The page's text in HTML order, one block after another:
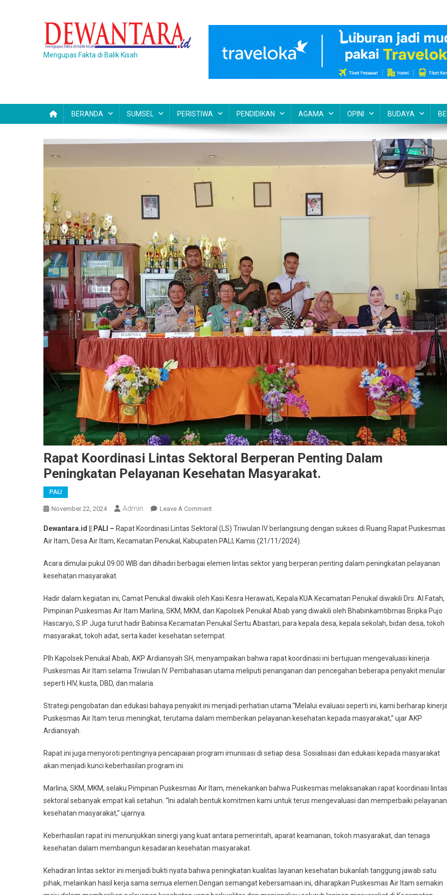
Mengupas Fakta di Balik Kisah
BERANDA SUMSEL PERISTIWA PENDIDIKAN AGAMA OPINI BUDAYA
Rapat Koordinasi Lintas Sektoral Berperan Penting Dalam
Peningkatan Pelayanan Kesehatan Masyarakat.
PALI
November 22, 2024 Admin Leave A CommentOn
Koordinasi
Lintas
Berperan
Peningkatan
Pelayanan
Kesehatan
Masyarakat.
Dewantara.id || PALI – Rapat Koordinasi Lintas Sektoral (LS) Triwulan IV berlangsung dengan sukses di Ruang Rapat Puskesmas
Air Itam, Desa Air Itam, Kecamatan Penukal, Kabupaten PALI, Kamis (21/11/2024).
Acara dimulai pukul 09.00 WIB dan dihadiri berbagai elemen lintas sektor yang berperan penting dalam peningkatan pelayanan
kesehatan masyarakat.
Hadir dalam kegiatan ini, Camat Penukal diwakili oleh Kasi Kesra Herawati, Kepala KUA Kecamatan Penukal diwakili Drs. Al Fatah,
Pimpinan Puskesmas Air Itam Marlina, SKM, MKM, dan Kapolsek Penukal Abab yang diwakili oleh Bhabinkamtibmas Bripka Pujo
Hascaryo, S.IP. Juga turut hadir Babinsa Kecamatan Penukal Sertu Abastari, para kepala desa, kepala sekolah, bidan desa, tokoh
masyarakat, tokoh adat, serta kader kesehatan setempat.
Plh Kapolsek Penukal Abab, AKP Ardiansyah SH, menyampaikan bahwa rapat koordinasi ini bertujuan mengevaluasi kinerja
Puskesmas Air Itam selama Triwulan IV. Pembahasan utama meliputi penanganan dan pencegahan beberapa penyakit menular
seperti HIV, kusta, DBD, dan malaria.
Strategi pengobatan dan edukasi bahaya penyakit ini menjadi perhatian utama.“Melalui evaluasi seperti ini, kami berharap
Puskesmas Air Itam terus meningkat, terutama dalam memberikan pelayanan kesehatan kepada masyarakat,” ujar AKP
Ardiansyah.
Rapat ini juga menyoroti pentingnya pencapaian program imunisasi di setiap desa. Sosialisasi dan edukasi kepada masyarakat
akan menjadi kunci keberhasilan program ini.
Marlina, SKM, MKM, selaku Pimpinan Puskesmas Air Itam, menekankan bahwa Puskesmas melaksanakan rapat koordinasi lintas
sektoral sebanyak empat kali setahun. “Ini adalah bentuk komitmen kami untuk terus mengevaluasi dan memperbaiki pelayanan
kesehatan masyarakat,” ujarnya.
Keberhasilan rapat ini menunjukkan sinergi yang kuat antara pemerintah, aparat keamanan, tokoh masyarakat, dan tenaga
kesehatan dalam membangun kesadaran kesehatan masyarakat.
Kehadiran lintas sektor ini menjadi bukti nyata bahwa peningkatan kualitas layanan kesehatan bukanlah tanggung jawab satu
pihak, melainkan hasil kerja sama semua elemen.Dengan semangat kebersamaan ini, diharapkan Puskesmas Air Itam semakin